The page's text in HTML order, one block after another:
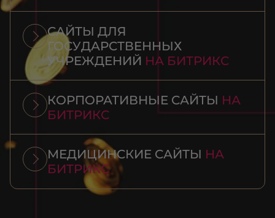
САЙТЫ ДЛЯ
ГОСУДАРСТВЕННЫХ
УЧРЕЖДЕНИЙ НА БИТРИКС
КОРПОРАТИВНЫЕ САЙТЫ НА
БИТРИКС
МЕДИЦИНСКИЕ САЙТЫ НА
БИТРИКС